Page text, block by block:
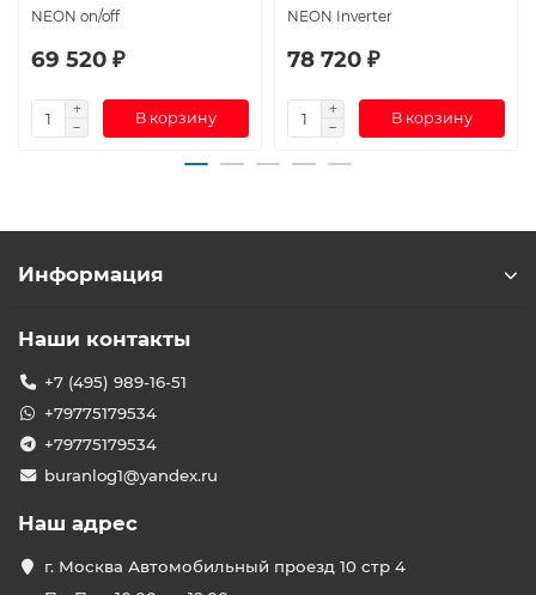
NEON on/off
69 520 ₽
В корзину
NEON Inverter
78 720 ₽
В корзину
Информация
Наши контакты
+7 (495) 989-16-51
+79775179534
+79775179534
buranlog1@yandex.ru
Наш адрес
г. Москва Автомобильный проезд 10 стр 4